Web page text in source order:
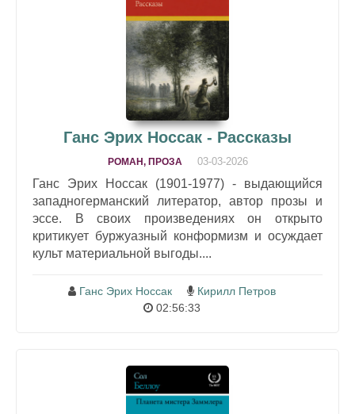
Ганс Эрих Носсак - Рассказы
РОМАН, ПРОЗА 03-03-2026
Ганс Эрих Носсак (1901-1977) - выдающийся
западногерманский литератор, автор прозы и
эссе. В своих произведениях он открыто
критикует буржуазный конформизм и осуждает
культ материальной выгоды....
Ганс Эрих Носсак
Кирилл Петров
02:56:33